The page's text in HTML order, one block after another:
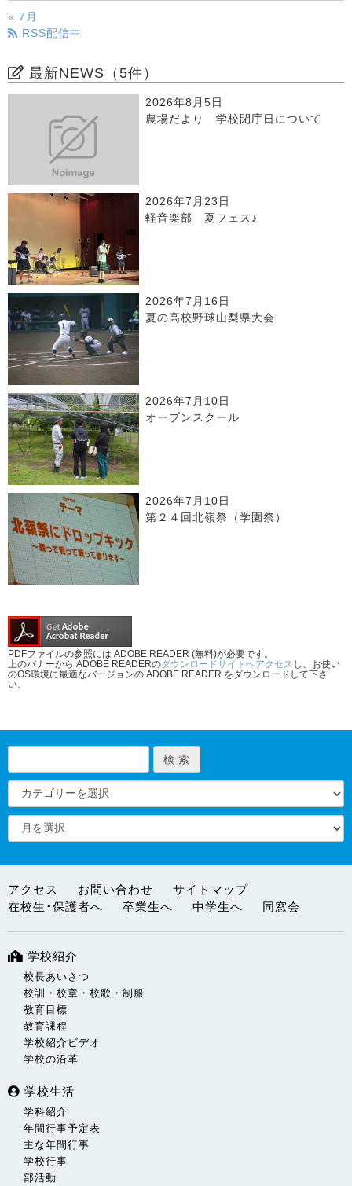
« 7月
RSS配信中
最新NEWS（5件）
2026年8月5日
農場だより 学校閉庁日について
2026年7月23日
軽音楽部 夏フェス♪
2026年7月16日
夏の高校野球山梨県大会
2026年7月10日
オープンスクール
2026年7月10日
第２４回北嶺祭（学園祭）
PDFファイルの参照には ADOBE READER (無料)が必要です。
上のバナーから ADOBE READERのダウンロードサイトへアクセス し、お使い
のOS環境に最適なバージョンの ADOBE READER をダウンロードして下さ
い。
アクセス お問い合わせ
サイトマップ
在校生･保護者へ
卒業生へ 中学生へ 同窓会
学校紹介
校長あいさつ
校訓・校章・校歌・制服
教育目標
教育課程
学校紹介ビデオ
学校の沿革
学校生活
学科紹介
年間行事予定表
主な年間行事
学校行事
部活動